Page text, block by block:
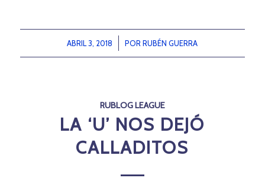
ABRIL 3, 2018
/ PORRUBÉN GUERRA
RUBLOG LEAGUE
LA ‘U’ NOS DEJÓ
CALLADITOS